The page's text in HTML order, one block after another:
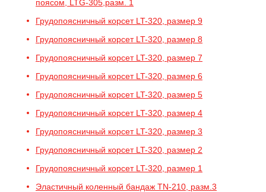
поясом, LTG-305,разм. 1
Грудопоясничный корсет LT-320, размер 9
Грудопоясничный корсет LT-320, размер 8
Грудопоясничный корсет LT-320, размер 7
Грудопоясничный корсет LT-320, размер 6
Грудопоясничный корсет LT-320, размер 5
Грудопоясничный корсет LT-320, размер 4
Грудопоясничный корсет LT-320, размер 3
Грудопоясничный корсет LT-320, размер 2
Грудопоясничный корсет LT-320, размер 1
Эластичный коленный бандаж TN-210, разм.3